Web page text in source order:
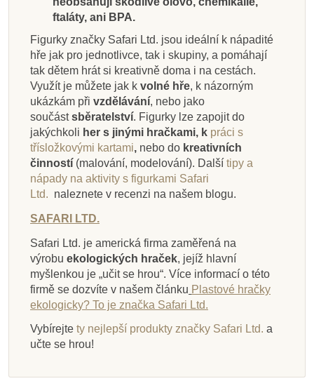
Přidat do košíku
Zobrazit detail
Přidat do košíku
Přidat do košíku
ftaláty, ani BPA.
Figurky značky Safari Ltd. jsou ideální k nápadité
hře jak pro jednotlivce, tak i skupiny, a pomáhají
tak dětem hrát si kreativně doma i na cestách.
Využít je můžete jak k volné hře, k názorným
ukázkám při vzdělávání, nebo jako
součástsběratelství. Figurky lze zapojit do
jakýchkoli her s jinými hračkami, k práci s
třísložkovými kartami, nebo do kreativních
činností (malování, modelování). Další tipy a
nápady na aktivity s figurkami Safari
Ltd. naleznete v recenzi na našem blogu.
SAFARI LTD.
Safari Ltd. je americká firma zaměřená na
výrobu ekologických hraček, jejíž hlavní
myšlenkou je „učit se hrou“. Více informací o této
firmě se dozvíte v našem článku Plastové hračky
ekologicky? To je značka Safari Ltd.
Vybírejte ty nejlepší produkty značky Safari Ltd. a
učte se hrou!